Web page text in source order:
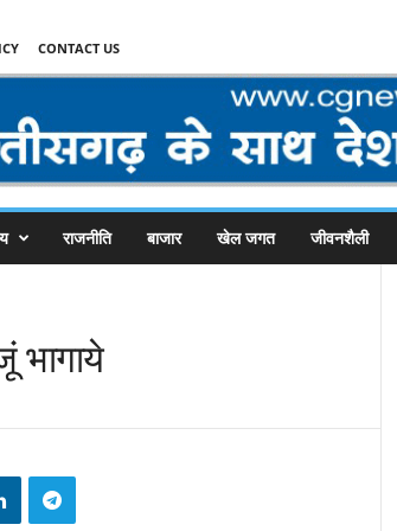
CONTACT US
राजनीति बाजार खेल जगत जीवनशैली
भागाये